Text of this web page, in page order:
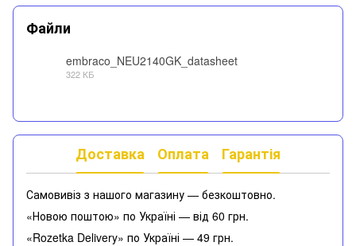
Файли
embraco_NEU2140GK_datasheet
322 КБ
Доставка Оплата Гарантія
Самовивіз з нашого магазину — безкоштовно.
«Новою поштою» по Україні — від 60 грн.
«Rozetka Delivery» по Україні — 49 грн.